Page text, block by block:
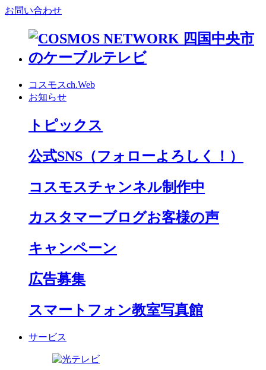
お問い合わせ
コスモスch.Web
お知らせ
トピックス
公式SNS （フォローよろしく！）
コスモスチャンネル制作中
カスタマーブログお客様の声
キャンペーン
広告募集
スマートフォン教室写真館
サービス